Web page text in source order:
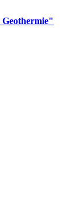
Geothermie"